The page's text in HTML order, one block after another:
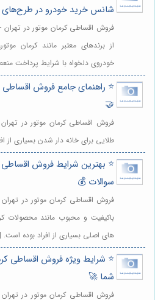
شانس خرید خودرو در
فروش اقساطی کرمان موتور در
از برندهای معتبر مانند کرمان
خودروی دلخواه با شرایط پرداخت
⭐️ راهنمای جامع فروش
🤝
فروش اقساطی کرمان موتور در
طلایی برای خانه دار شدن بسیاری از
⭐️ بهترین شرایط فروش
سوالات 💰
فروش اقساطی کرمان موتور در
باکیفیت و محبوب مانند محصولات
های اصلی بسیاری از افراد بوده
⭐️ شرایط ویژه فروش اقساطی
شما 🚀
فروش اقساطی کرمان موتور در